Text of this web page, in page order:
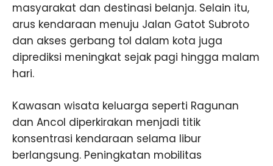
masyarakat dan destinasi belanja. Selain itu,
arus kendaraan menuju Jalan Gatot Subroto
dan akses gerbang tol dalam kota juga
diprediksi meningkat sejak pagi hingga malam
hari.
Kawasan wisata keluarga seperti Ragunan
dan Ancol diperkirakan menjadi titik
konsentrasi kendaraan selama libur
berlangsung. Peningkatan mobilitas